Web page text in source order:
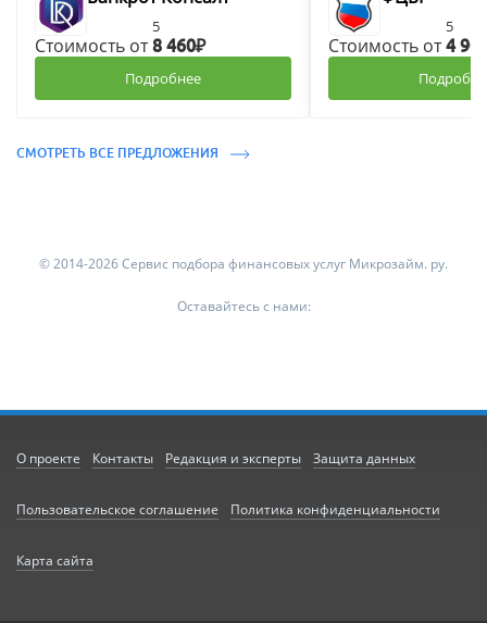
5
Стоимость от8 460₽
Подробнее
5
Стоимость от4
СМОТРЕТЬ ВСЕ ПРЕДЛОЖЕНИЯ
© 2014-2026 Сервис подбора финансовых услуг Микрозайм. ру.
Оставайтесь с нами:
О проекте Контакты Редакция и эксперты Защита данных
Пользовательское соглашение Политика конфиденциальности
Карта сайта